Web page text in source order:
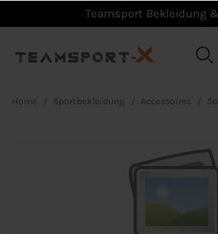
Teamsport Bekleidung
Home Sportbekleidung Accessoires